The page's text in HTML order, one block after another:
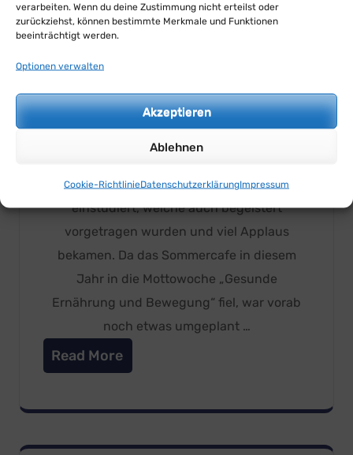
verarbeiten. Wenn du deine Zustimmung nicht erteilst oder
zurückziehst, können bestimmte Merkmale und Funktionen
beeinträchtigt werden.
Optionen verwalten
Akzeptieren
Ablehnen
Cookie-RichtlinieDatenschutzerklärungImpressum
Am 05.06. fand das alljährliche
den Kindern ein Gedicht und ein Lied
einstudiert, welche auch begeistert
vorgetragen wurden und viel Applaus
bekamen. Da das Sommercafe in diesem
Jahr in die Mottowoche „Gesunde
Ernährung und Bewegung“ fiel, war vorab
noch etwas umgeplant …
Read More